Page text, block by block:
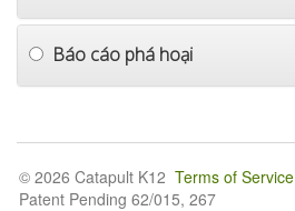
Báo cáo phá hoại
© 2026 Catapult K12 Terms of Service
Patent Pending 62/015, 267